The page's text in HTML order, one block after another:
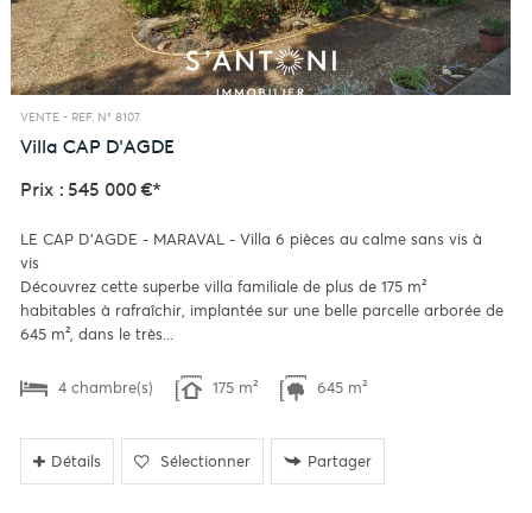
VENTE - REF. N° 8107
Villa CAP D'AGDE
Prix : 545 000 €*
LE CAP D'AGDE - MARAVAL - Villa 6 pièces au calme sans vis à
vis
Découvrez cette superbe villa familiale de plus de 175 m²
habitables à rafraîchir, implantée sur une belle parcelle arborée de
645 m², dans le très...
4 chambre(s) 175 m² 645 m²
Détails Sélectionner Partager